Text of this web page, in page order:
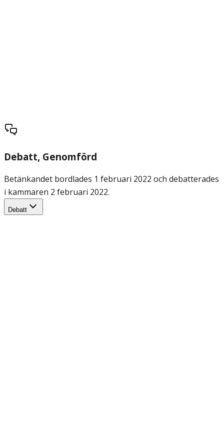
Debatt, Genomförd
Betänkandet bordlades 1 februari 2022 och debatterades
i kammaren 2 februari 2022.
Debatt